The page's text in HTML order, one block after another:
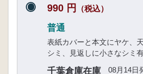
990 円 （税込）
普通
表紙カバーと本文にヤケ、
シミ、見返しに小さなシミ有
千葉倉庫在庫 08月14日